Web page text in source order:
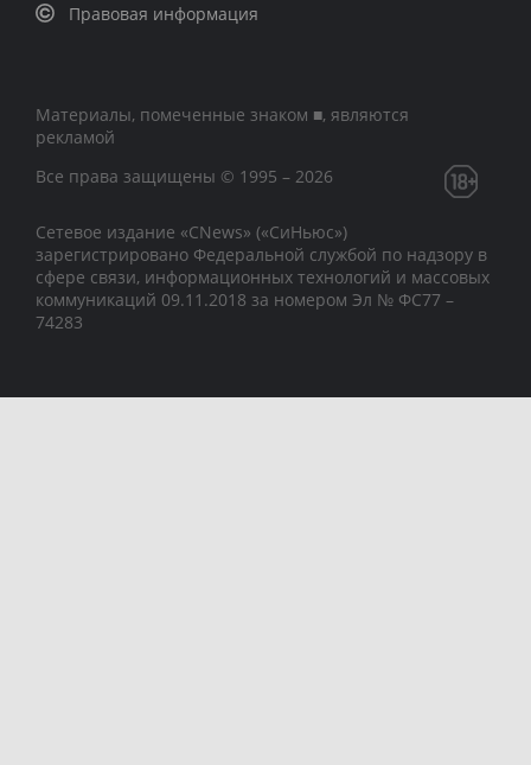
Правовая информация
Материалы, помеченные знаком ■, являются
рекламой
Все права защищены © 1995 – 2026
Сетевое издание «CNews» («СиНьюс»)
зарегистрировано Федеральной службой по надзору в
сфере связи, информационных технологий и массовых
коммуникаций 09.11.2018 за номером Эл № ФС77 –
74283